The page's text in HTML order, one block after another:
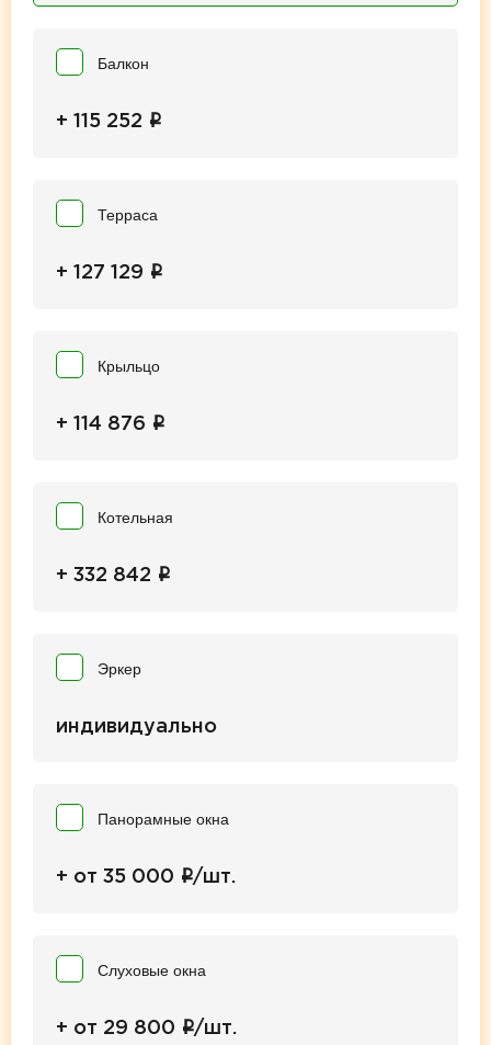
Балкон
+ 115 252 i
Терраса
+ 127 129 i
Крыльцо
+ 114 876 i
Котельная
+ 332 842 i
Эркер
индивидуально
Панорамные окна
+ от 35 000 i/шт.
Слуховые окна
+ от 29 800 i/шт.